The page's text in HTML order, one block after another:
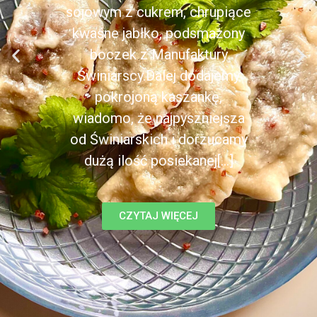
sojowym z cukrem, chrupiące
kwaśne jabłko, podsmażony
boczek z Manufaktury
Świniarscy.Dalej dodajemy
pokrojoną kaszankę,
wiadomo, że najpyszniejsza
od Świniarskich i dorzucamy
dużą ilość posiekanej[...]
CZYTAJ WIĘCEJ